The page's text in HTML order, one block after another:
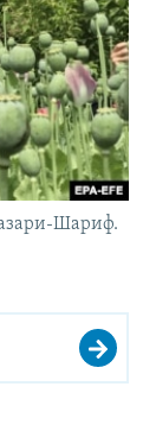
Шариф.